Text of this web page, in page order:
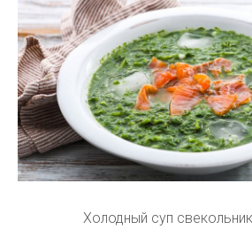
Холодный суп